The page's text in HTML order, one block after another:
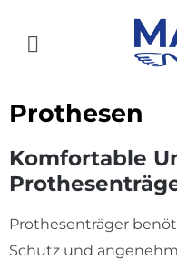
Inhalt
Toggle
SHOP
ÜBER UNS
Prothesen
Komfortable
Prothesenträger
Schutz und